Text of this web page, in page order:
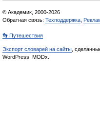
© Академик, 2000-2026
Обратная связь: Техподдержка
👣 Путешествия
Экспорт словарей на сайты ,
WordPress, MODx.